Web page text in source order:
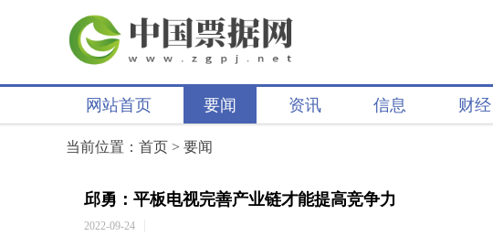
网站首页 要闻 资讯 信息 财经
当前位置： 首页 > 要闻
邱勇：平板电视完善产业链才能提高竞争力
2022-09-24